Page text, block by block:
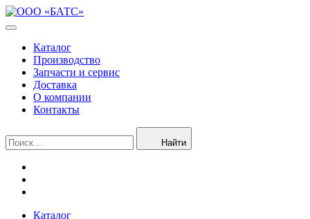
Каталог
Производство
Запчасти и сервис
Доставка
О компании
Контакты
Найти
Каталог